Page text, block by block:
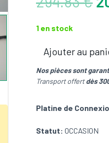
1 en stock
quantité
de
Platine
Pour
+
Ajouter au
Nos pièces sont
Transport offertdès
Platine de
Statut: OCCASION